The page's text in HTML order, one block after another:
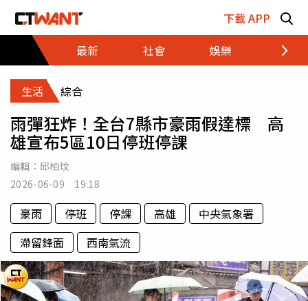
下載 APP
最新
社會 娛樂 財經
生活 綜合
雨彈狂炸！全台7縣市豪雨假達標 高
雄宣布5區10日停班停課
編輯： 邱柏玟
2026-06-09 19:18
豪雨 停班 停課 高雄
中央氣象署
滯留鋒面
西南氣流